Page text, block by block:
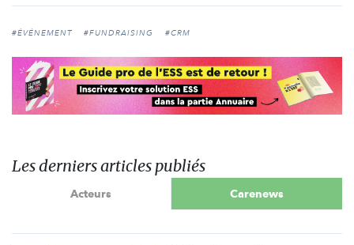
#ÉVÉNEMENT #FUNDRAISING #CRM
Les derniers articles publiés
Acteurs Carenews